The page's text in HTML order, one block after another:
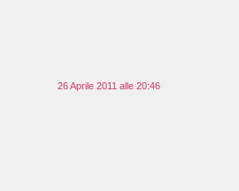
26 Aprile 2011 alle 20:46